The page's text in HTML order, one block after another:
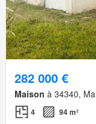
282 000 €
Maison à 34340,
4 94 m²